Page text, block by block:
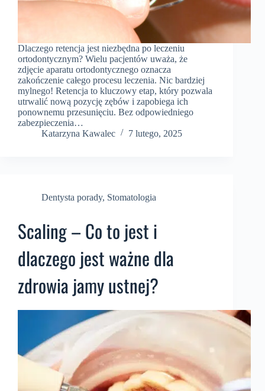
Dlaczego retencja jest niezbędna po leczeniu
ortodontycznym? Wielu pacjentów uważa, że
zdjęcie aparatu ortodontycznego oznacza
zakończenie całego procesu leczenia. Nic bardziej
mylnego! Retencja to kluczowy etap, który pozwala
utrwalić nową pozycję zębów i zapobiega ich
ponownemu przesunięciu. Bez odpowiedniego
zabezpieczenia…
Katarzyna Kawalec
7 lutego, 2025
Dentysta porady, Stomatologia
Scaling – Co to jest i
dlaczego jest ważne dla
zdrowia jamy ustnej?